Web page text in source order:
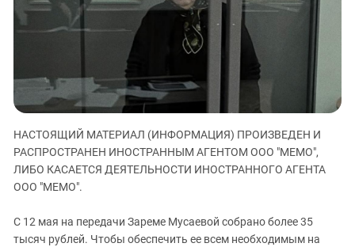
ЗАСТАВЛЯЕТ
КАВКАЗ ЗА ПАЛЕСТИНУ
ИНАКОМЫСЛИЕ В ЧЕЧНЕ
ПРЕСЛЕДОВАНИЕ АКТИВИСТОВ
МОБИЛИЗАЦИЯ И ПРОТЕСТЫ
Дагестан
Калмыкия
Карачаево-Черкесия
Краснодарский край
Российская Федерация
Северная Осетия - Алания
НАСТОЯЩИЙ МАТЕРИАЛ (ИНФОРМАЦИЯ) ПРОИЗВЕДЕН И
РАСПРОСТРАНЕН ИНОСТРАННЫМ АГЕНТОМ ООО "МЕМО",
ЛИБО КАСАЕТСЯ ДЕЯТЕЛЬНОСТИ ИНОСТРАННОГО АГЕНТА
ООО "МЕМО".
С 12 мая на передачи Зареме Мусаевой собрано более 35
тысяч рублей. Чтобы обеспечить ее всем необходимым на